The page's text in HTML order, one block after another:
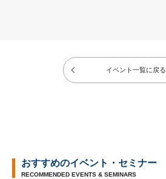
イベント一覧に戻る
おすすめのイベント・セミナー
RECOMMENDED EVENTS & SEMINARS